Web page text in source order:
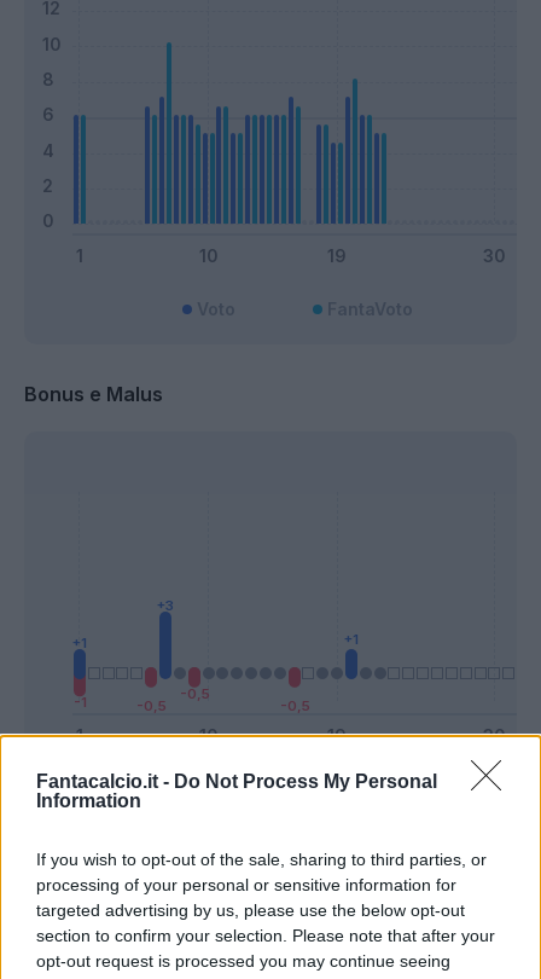
Fantacalcio.it - Do Not Process My Personal
Information
If you wish to opt-out of the sale, sharing to third parties, or
processing of your personal or sensitive information for
targeted advertising by us, please use the below opt-out
section to confirm your selection. Please note that after your
opt-out request is processed you may continue seeing
Bonus e Malus
Bonus
Presenze a
Quotazioni